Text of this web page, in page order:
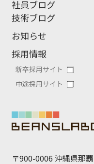
社員ブログ
技術ブログ
お知らせ
採用情報
新卒採用サイト
中途採用サイト
〒900-0006 沖縄県那